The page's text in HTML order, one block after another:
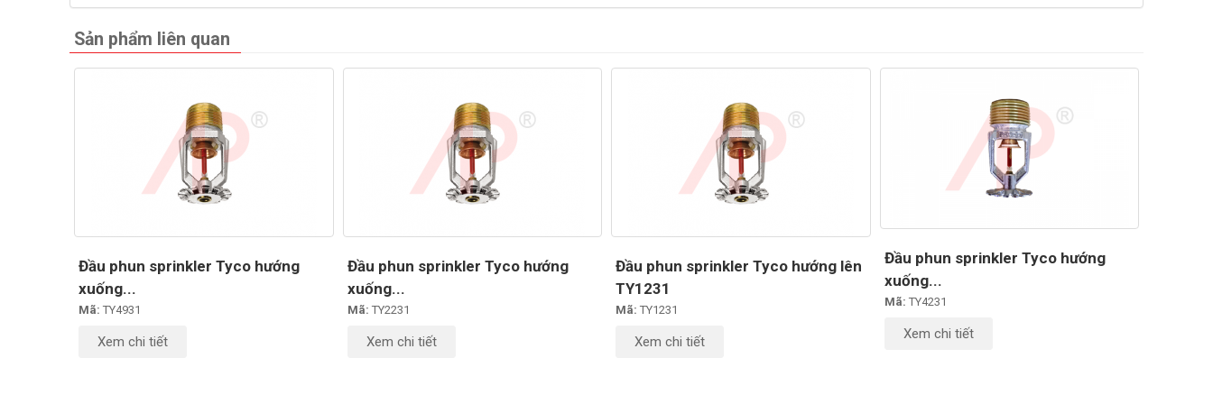
Sản phẩm liên quan
Đầu phun sprinkler Tyco hướng
xuống...
Mã: TY4931
Xem chi tiết
Đầu phun sprinkler Tyco hướng
xuống...
Mã: TY2231
Xem chi tiết
Đầu phun sprinkler Tyco hướng lên
TY1231
Mã: TY1231
Xem chi tiết
Đầu phun sprinkler Tyco hướng
xuống...
Mã: TY4231
Xem chi tiết